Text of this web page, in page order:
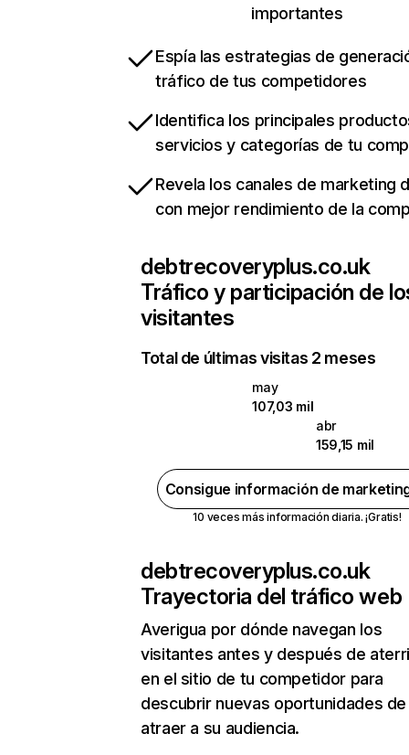
importantes
Espía las estrategias de
tráfico de tus competidores
Identifica los principales
servicios y categorías de tu
Revela los canales de marketing
con mejor rendimiento de la
debtrecoveryplus.co.uk
Tráfico y participación de
visitantes
Total de últimas visitas 2 meses
may
107,03 mil
abr
159,15 mil
Consigue información de
10 veces más información diaria. ¡Gratis!
debtrecoveryplus.co.uk
Trayectoria del tráfico web
Averigua por dónde navegan los
visitantes antes y después de
en el sitio de tu competidor para
descubrir nuevas oportunidades de
atraer a su audiencia.